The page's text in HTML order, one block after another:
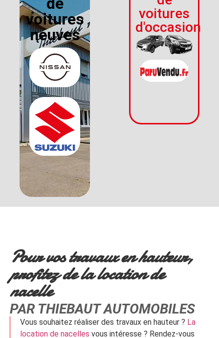
voitures
neuves
voitures
d'occasion
Pour vos travaux en hauteur,
profitez de la location de
nacelle
PAR THIEBAUT AUTOMOBILES
Vous souhaitez réaliser des travaux en hauteur ? La
location de nacelles vous intéresse ? Rendez-vous